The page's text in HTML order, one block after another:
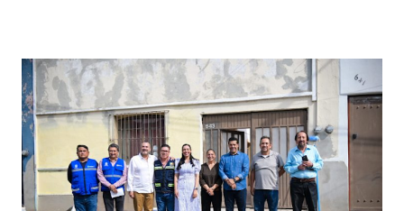
conoces ni la mitad de lo que deberías saber. Pero incluso
quienes ya han tenido relaciones sexuales no son expertos
o expertas en el tema. Siempre hay algo nuevo que
aprender y nuevas experiencias que conocer. Si eres una
chica y aún no has tenido relaciones sexuales, tal vez
pienses que el sexo será increíble y no puedas esperar para